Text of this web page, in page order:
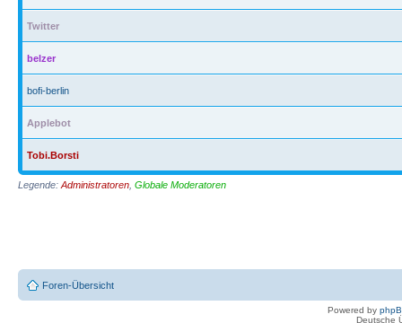
Twitter
belzer
bofi-berlin
Applebot
Tobi.Borsti
Legende: Administratoren Globale Moderatoren
Foren-Übersicht
Powered by
Deutsche